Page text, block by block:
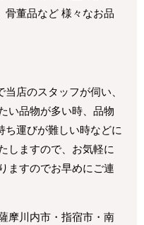
骨董品など 様々なお品
店のスタッフが伺い、
い品物が多い時、品物
ち運びが難しい時などに
しますので、お気軽に
ますのでお早めにご連
摩川内市・指宿市・南